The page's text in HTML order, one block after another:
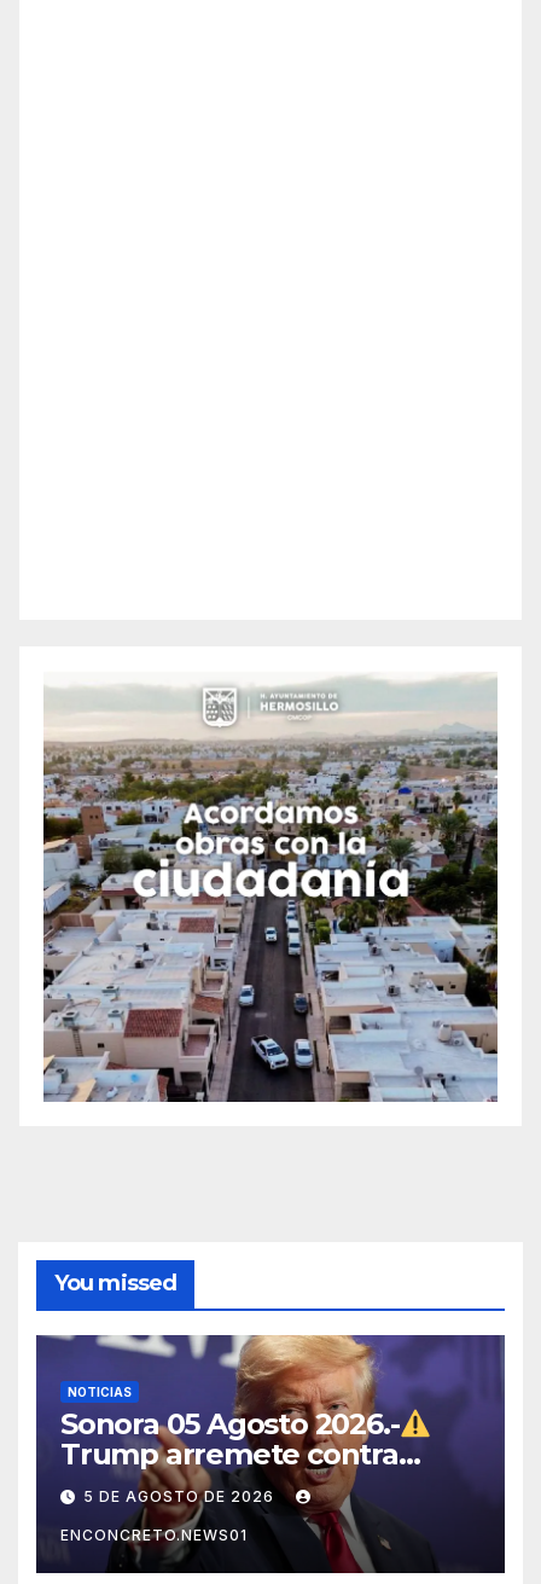
You missed
NOTICIAS
Sonora 05 Agosto 2026.-
Trump arremete contra
México, Canadá y otras
potencias por supuestos
abusos comerciales
5 DE AGOSTO DE 2026
ENCONCRETO.NEWS01